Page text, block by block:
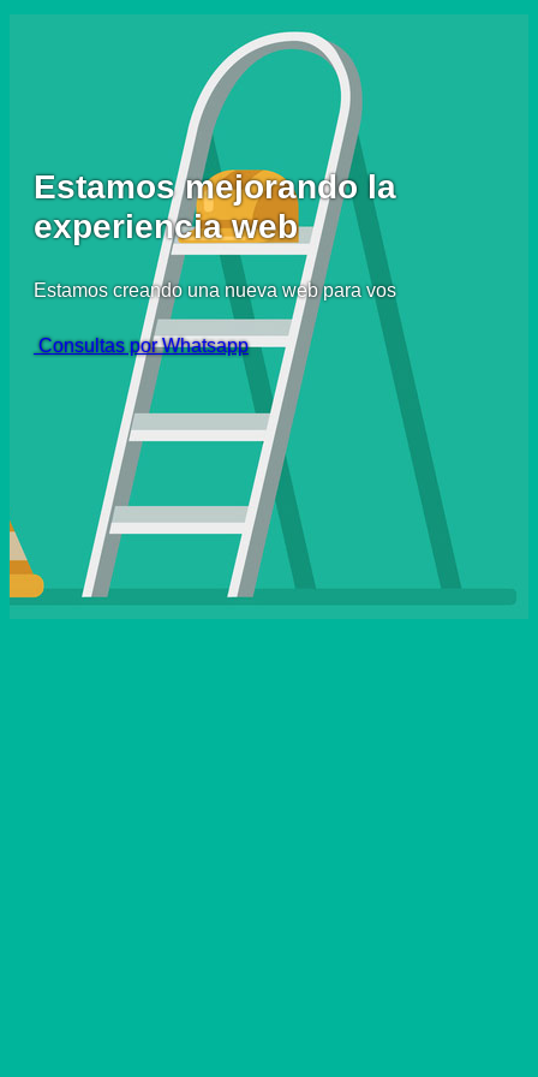
Estamos mejorando la
experiencia web
Estamos creando una nueva web para vos
Consultas por Whatsapp